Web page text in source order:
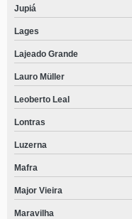
Jupiá
Lages
Lajeado Grande
Lauro Müller
Leoberto Leal
Lontras
Luzerna
Mafra
Major Vieira
Maravilha